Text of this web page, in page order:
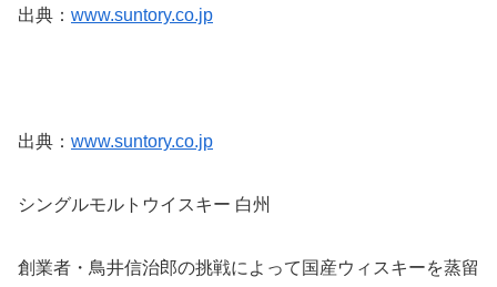
出典： www.suntory.co.jp
出典： www.suntory.co.jp
シングルモルトウイスキー 白州
創業者・鳥井信治郎の挑戦によって国産ウィスキーを蒸留